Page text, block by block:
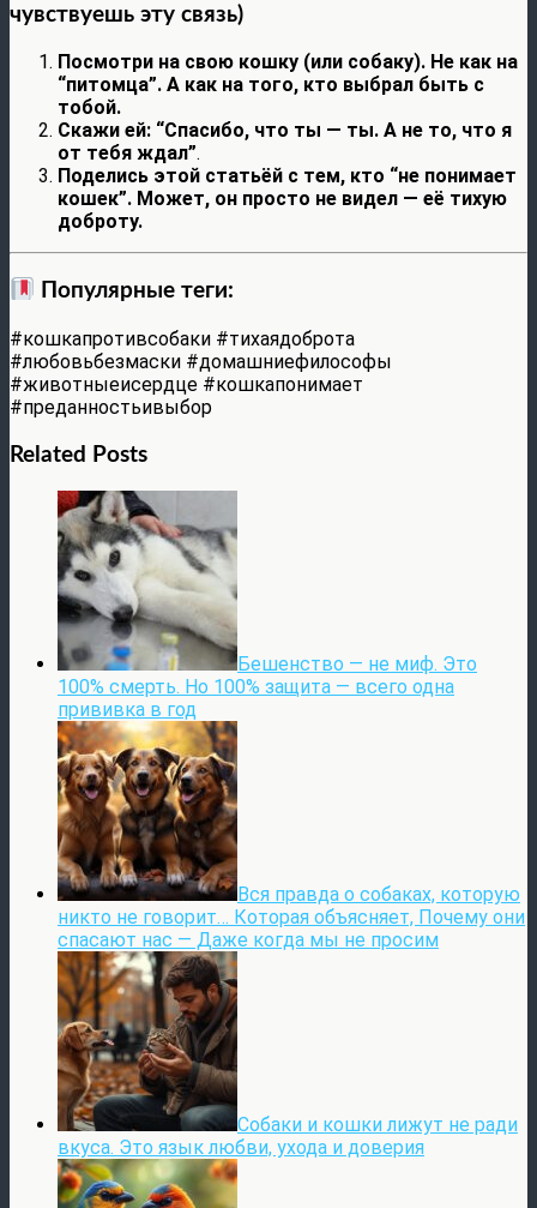
чувствуешь эту связь)
Посмотри на свою кошку (или собаку). Не как на
“питомца”. А как на того, кто выбрал быть с
тобой.
Скажи ей: “Спасибо, что ты — ты. А не то, что я
от тебя ждал”.
Поделись этой статьёй с тем, кто “не понимает
кошек”. Может, он просто не видел — её тихую
доброту.
Популярные теги:
#кошкапротивсобаки #тихаядоброта
#любовьбезмаски #домашниефилософы
#животныеисердце #кошкапонимает
#преданностьивыбор
Related Posts
Бешенство — не миф. Это
100% смерть. Но 100% защита — всего одна
прививка в год
Вся правда о собаках, которую
никто не говорит… Которая объясняет, Почему они
спасают нас — Даже когда мы не просим
Собаки и кошки лижут не ради
вкуса. Это язык любви, ухода и доверия